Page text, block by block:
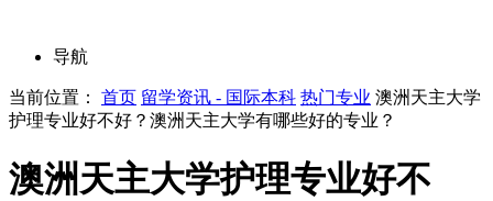
导航
当前位置： 首页 留学资讯 - 国际本科 热门专业 澳洲天主大学
护理专业好不好？澳洲天主大学有哪些好的专业？
澳洲天主大学护理专业好不